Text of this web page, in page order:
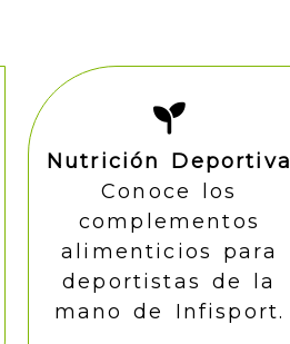
Nutrición Deportiva
Conoce los
complementos
alimenticios para
deportistas de la
mano de Infisport.